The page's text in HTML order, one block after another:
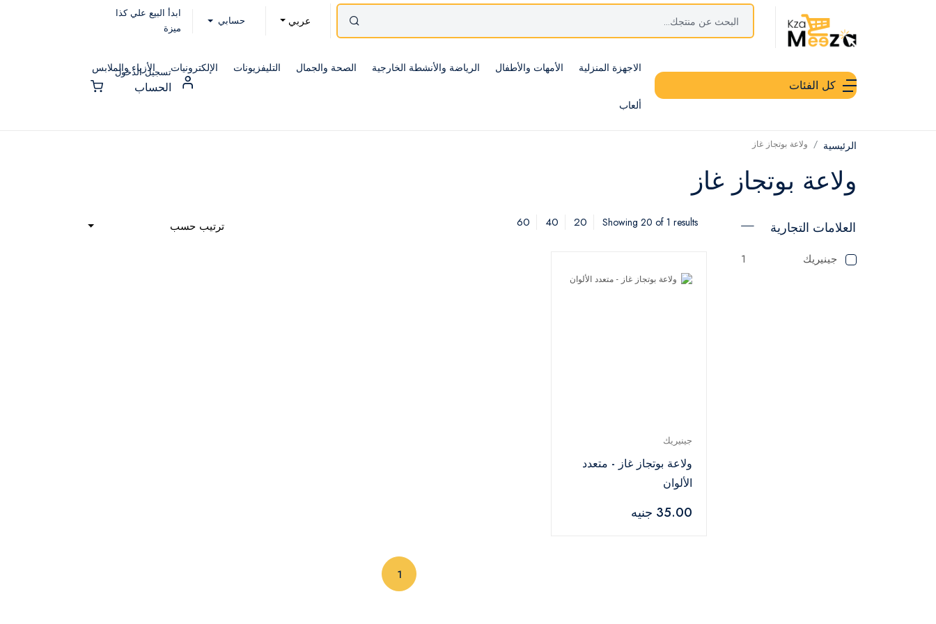
عربي حسابي
ابدأ البيع علي كذا
ميزة
كل الفئات
الاجهزة المنزلية الأمهات والأطفال الرياضة والأنشطة الخارجية الصحة والجمال التليفزيونات الإلكترونيات الأزياء والملابس
ألعاب
تسجيل الدخول
الحساب
الرئيسية ولاعة بوتجاز غاز
ولاعة بوتجاز غاز
العلامات التجارية
جينيريك 1
Showing 20 of 1 results
20
40
60 ترتيب حسب
جينيريك
ولاعة بوتجاز غاز - متعدد
الألوان
35.00 جنيه
1